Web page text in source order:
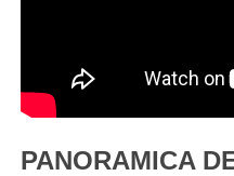
PANORAMICA